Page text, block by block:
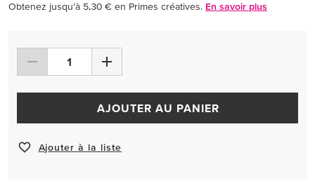
Obtenez jusqu’à 5,30 € en Primes créatives. En savoir plus
AJOUTER AU PANIER
Ajouter à la liste